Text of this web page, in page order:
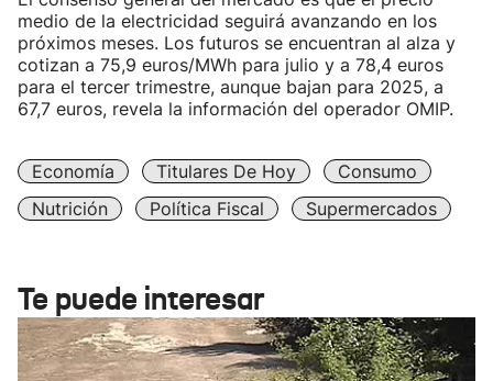
medio de la electricidad seguirá avanzando en los
próximos meses. Los futuros se encuentran al alza y
cotizan a 75,9 euros/MWh para julio y a 78,4 euros
para el tercer trimestre, aunque bajan para 2025, a
67,7 euros, revela la información del operador OMIP.
Economía Titulares De Hoy
Consumo
Nutrición
Política Fiscal Supermercados
Te puede interesar